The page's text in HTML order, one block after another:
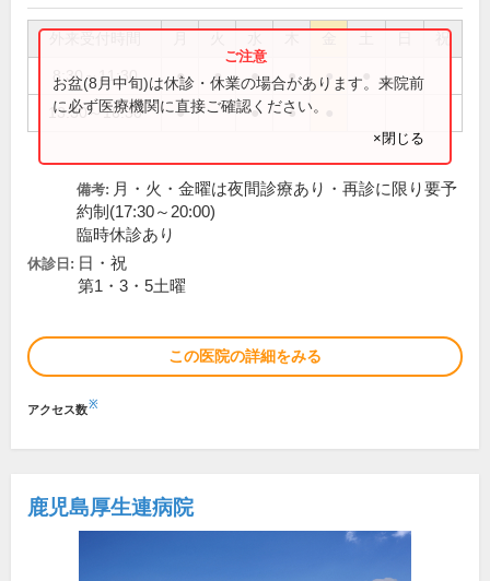
祝
8:30～11:30 ● ● ● ● ●
13:30～16:30 ● ● ●
お盆(8月中旬)は休診・休業の場合があります。来院前
に必ず医療機関に直接ご確認ください。
×閉じる
備考: 月・火・金曜は夜間診療あり・再診に限り要予
約制(17:30～20:00)
臨時休診あり
休診日: 日・祝
第1・3・5土曜
この医院の詳細をみる
アクセス数※
鹿児島厚生連病院